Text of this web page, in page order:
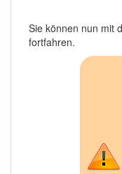
Sie können nun mit
fortfahren.